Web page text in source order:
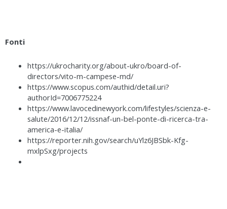
Fonti
https://ukrocharity.org/about-ukro/board-of-
directors/vito-m-campese-md/
https://www.scopus.com/authid/detail.uri?
authorId=7006775224
https://www.lavocedinewyork.com/lifestyles/scienza-e-
salute/2016/12/12/issnaf-un-bel-ponte-di-ricerca-tra-
america-e-italia/
https://reporter.nih.gov/search/uYlz6JBSbk-Kfg-
mxlpSxg/projects